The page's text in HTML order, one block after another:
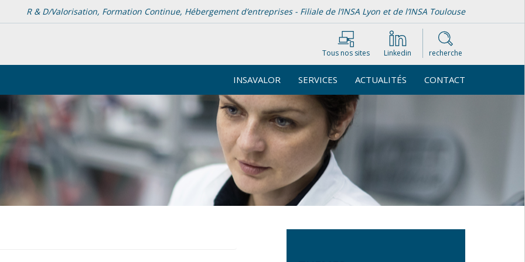
R & D/Valorisation, Formation Continue, Hébergement d’entreprises - Filiale de l’INSA Lyon et de l’INSA Toulouse
Tous nos sites Linkedin recherche
INSAVALOR SERVICES ACTUALITÉS CONTACT